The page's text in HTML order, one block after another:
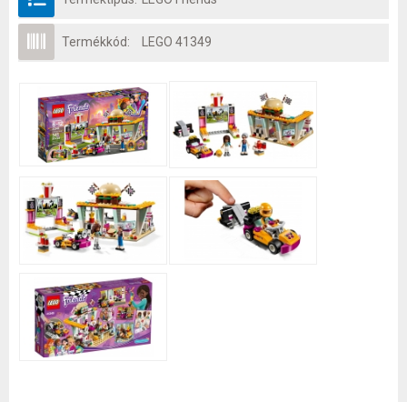
Termékkód: LEGO 41349